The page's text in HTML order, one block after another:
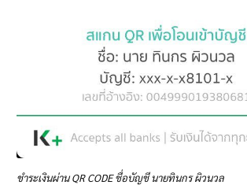
ชำระเงินผ่าน QR CODE ชื่อบัญชี นายทินกร ผิวนวล